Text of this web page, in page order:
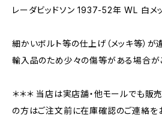
レーダビッドソン 1937-52年 WL 白メ
細かいボルト等の仕上げ（メッキ等）が
輸入品のため少々の傷等がある場合が
＊＊＊ 当店は実店舗・他モールでも販
の方はご注文前に在庫確認のご連絡を